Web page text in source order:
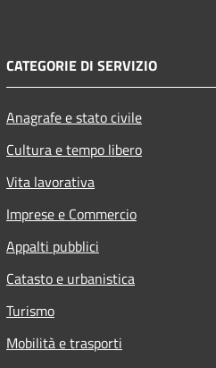
CATEGORIE DI SERVIZIO
Anagrafe e stato civile
Cultura e tempo libero
Vita lavorativa
Imprese e Commercio
Appalti pubblici
Catasto e urbanistica
Turismo
Mobilità e trasporti